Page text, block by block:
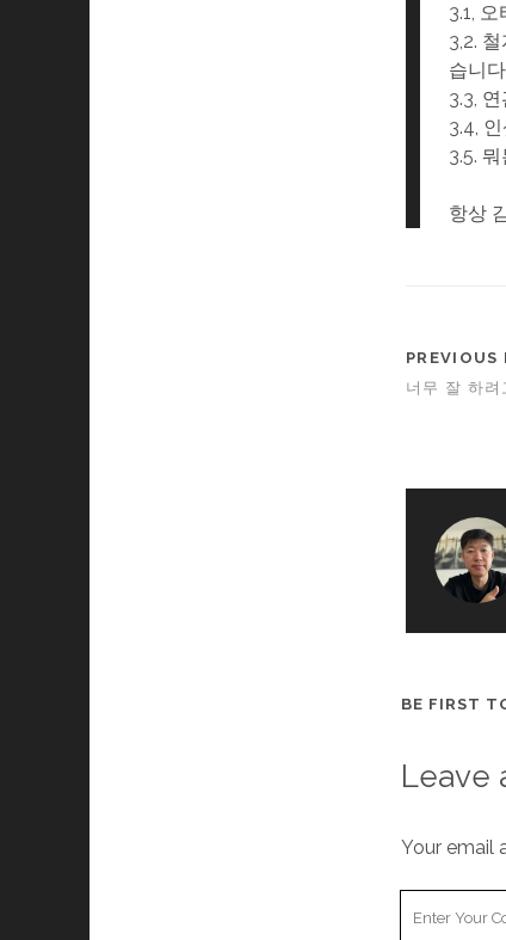
3.1,
3,2.
습니
3.3,
3.4,
3.5.
항상
PREVIOUS
너무 잘 하려
BE FIRST
Leave
Your email